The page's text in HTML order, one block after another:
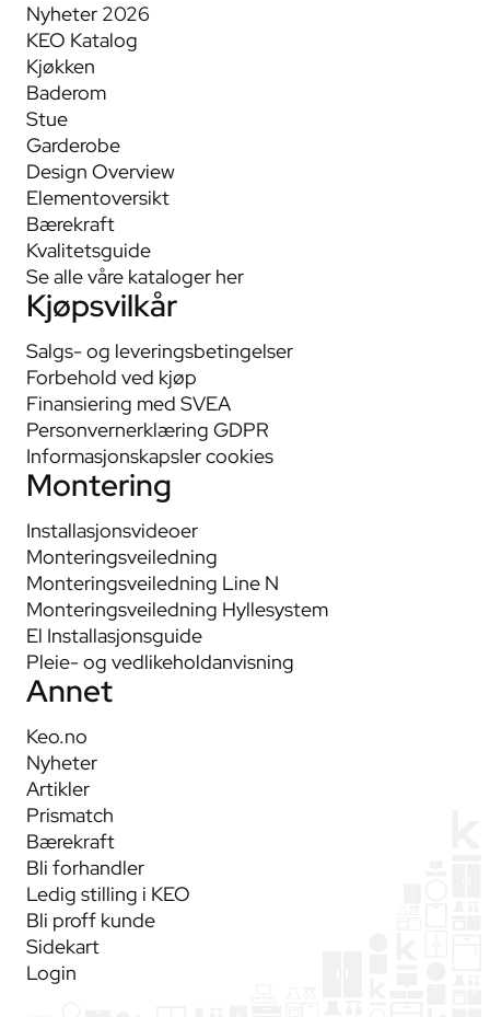
Nyheter 2026
KEO Katalog
Kjøkken
Baderom
Stue
Garderobe
Design Overview
Elementoversikt
Bærekraft
Kvalitetsguide
Se alle våre kataloger her
Kjøpsvilkår
Salgs- og leveringsbetingelser
Forbehold ved kjøp
Finansiering med SVEA
Personvernerklæring GDPR
Informasjonskapsler cookies
Montering
Installasjonsvideoer
Monteringsveiledning
Monteringsveiledning Line N
Monteringsveiledning Hyllesystem
El Installasjonsguide
Pleie- og vedlikeholdanvisning
Annet
Keo.no
Nyheter
Artikler
Prismatch
Bærekraft
Bli forhandler
Ledig stilling i KEO
Bli proff kunde
Sidekart
Login